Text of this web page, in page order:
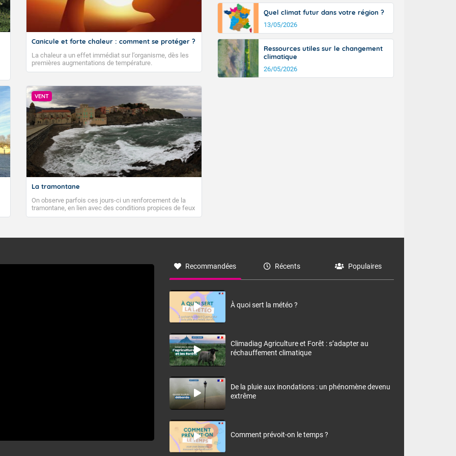
Canicule et forte chaleur : comment se protéger ?
La chaleur a un effet immédiat sur l’organisme, dès les
premières augmentations de température.
VENT
La tramontane
On observe parfois ces jours-ci un renforcement de la
tramontane, en lien avec des conditions propices de feux
de forêt. Mais qu'est-ce que la tramontane ? Quelles sont
à nord-ouest, dans un secteur qui part du Roussillon à la
monts, en allusion aux régions montagneuses d’où
Quel climat futur dans votre région ?
13/05/2026
Ressources utiles sur le changement
climatique
26/05/2026
Recommandées Récents Populaires
À quoi sert la météo ?
Climadiag Agriculture et Forêt : s’adapter au
réchauffement climatique
De la pluie aux inondations : un phénomène devenu
extrême
Comment prévoit-on le temps ?